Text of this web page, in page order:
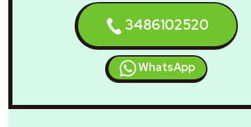
3486102520
WhatsApp